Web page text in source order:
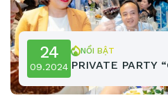
24
09.2024
NỔI BẬT
PRIVATE PARTY